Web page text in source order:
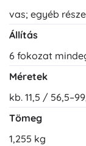
vas; egyéb
Állítás
6 fokozat
Méretek
kb. 11,5 /
Tömeg
1,255 kg